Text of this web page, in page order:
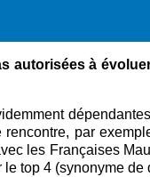
autorisées à
par
les Françaises
top 4 (synonyme